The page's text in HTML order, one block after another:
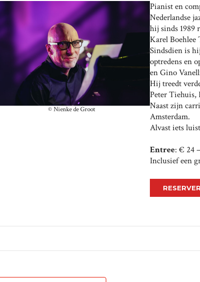
© Nienke de Groot
Pianist en
Nederlandse
hij sinds 1989
Karel Boehlee
Sindsdien is
optredens en
en Gino
Hij treedt
Peter Tiehuis,
Naast zijn
Amsterdam.
Alvast iets
Entree: € 24
Inclusief een